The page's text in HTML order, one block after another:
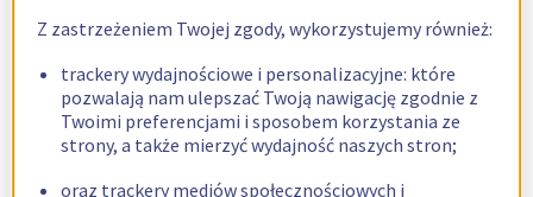
Z zastrzeżeniem Twojej zgody, wykorzystujemy również:
trackery wydajnościowe i personalizacyjne: które
pozwalają nam ulepszać Twoją nawigację zgodnie z
Twoimi preferencjami i sposobem korzystania ze
strony, a także mierzyć wydajność naszych stron;
oraz trackery mediów społecznościowych i